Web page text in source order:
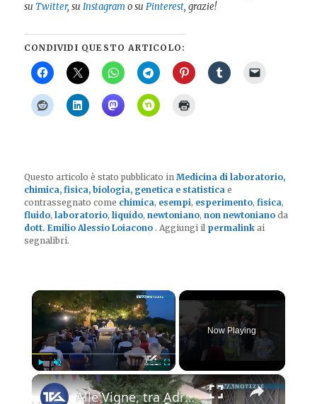
suTwitter, suInstagramo suPinterest, grazie!
CONDIVIDI QUESTO ARTICOLO:
Questo articolo è stato pubblicato inMedicina di laboratorio,
chimica, fisica, biologia, genetica e statistica e
contrassegnato come chimica, esempi, esperimento,fisica,
fluido,laboratorio,liquido,newtoniano,non newtoniano da
dott. Emilio Alessio Loiacono . Aggiungi il permalink ai
segnalibri.
×
Play Unmute Fullscreen
Now Playing
×
Alle Vigne, tra Adrano e Biancavilla, celebrazioni in onore della Madonna della Salute concluse dome